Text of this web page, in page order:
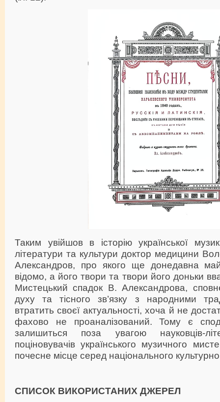
Таким увійшов в історію української
літератури та культури доктор медицини
Александров, про якого ще донедавна
відомо, а його твори та твори його доньки
Мистецький спадок В. Александрова,
духу та тісного зв’язку з народними
втратить своєї актуальності, хоча й не
фахово не проаналізований. Тому є
залишиться поза увагою науковців-
поціновувачів українського музичного
почесне місце серед національного
СПИСОК ВИКОРИСТАНИХ ДЖЕРЕЛ